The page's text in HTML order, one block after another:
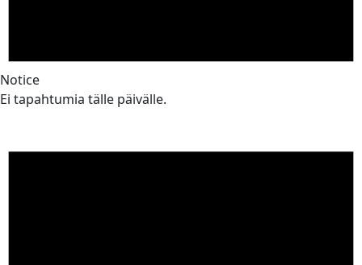
Notice
Ei tapahtumia tälle päivälle.